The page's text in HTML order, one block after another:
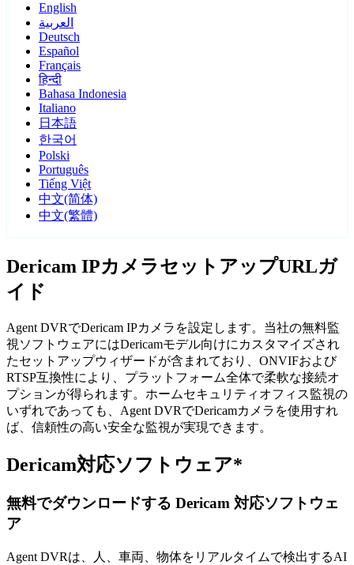
English
العربية
Deutsch
Español
Français
हिन्दी
Bahasa Indonesia
Italiano
日本語
한국어
Polski
Português
Tiếng Việt
中文(简体)
中文(繁體)
Dericam IPカメラセットアップURLガ
イド
Agent DVRでDericam IPカメラを設定します。当社の無料監
視ソフトウェアにはDericamモデル向けにカスタマイズされ
たセットアップウィザードが含まれており、ONVIFおよび
RTSP互換性により、プラットフォーム全体で柔軟な接続オ
プションが得られます。ホームセキュリティオフィス監視の
いずれであっても、Agent DVRでDericamカメラを使用すれ
ば、信頼性の高い安全な監視が実現できます。
Dericam対応ソフトウェア*
無料でダウンロードする Dericam 対応ソフトウェ
ア
Agent DVRは、人、車両、物体をリアルタイムで検出するAI